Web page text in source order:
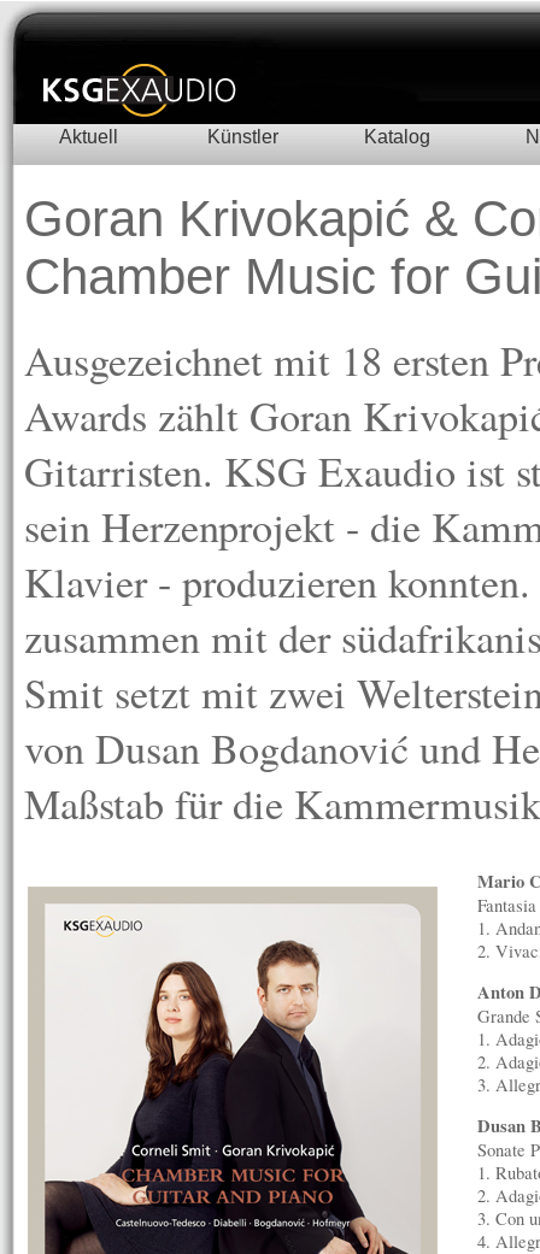
Aktuell Künstler Katalog
Goran Krivokapić &
Chamber Music for
Ausgezeichnet mit 18 ersten
Awards zählt Goran Krivokapi
Gitarristen. KSG Exaudio ist
sein Herzenprojekt - die
Klavier - produzieren
zusammen mit der
Smit setzt mit zwei
von Dusan Bogdanović und
Maßstab für die
Mario
1.
2.
Anton
Grande
1.
2.
3.
Dusan
Sonate
1.
2.
3. Con
4.